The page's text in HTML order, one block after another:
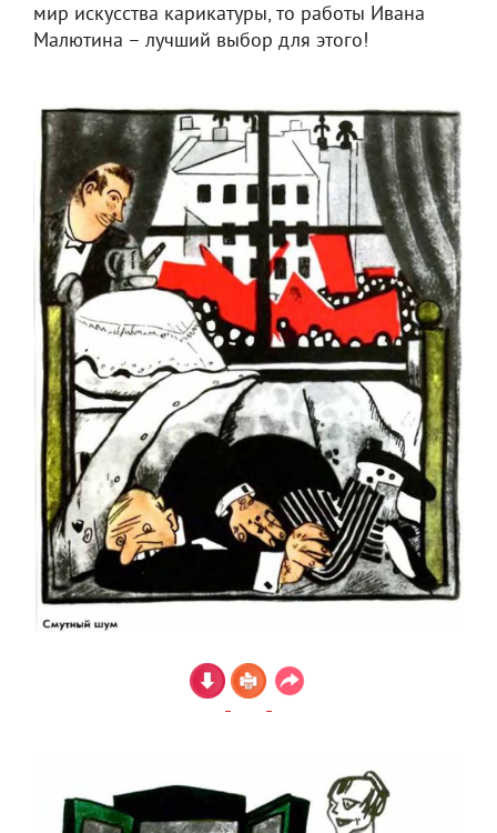
мир искусства карикатуры, то работы Ивана
Малютина – лучший выбор для этого!